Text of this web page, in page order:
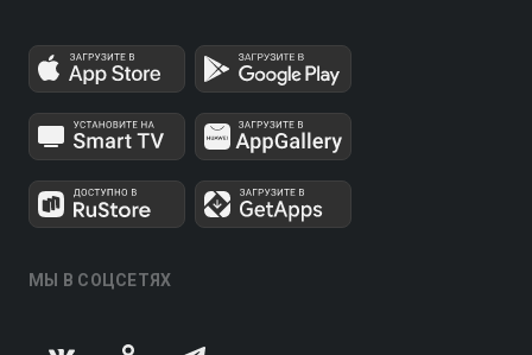
МЫ В СОЦСЕТЯХ